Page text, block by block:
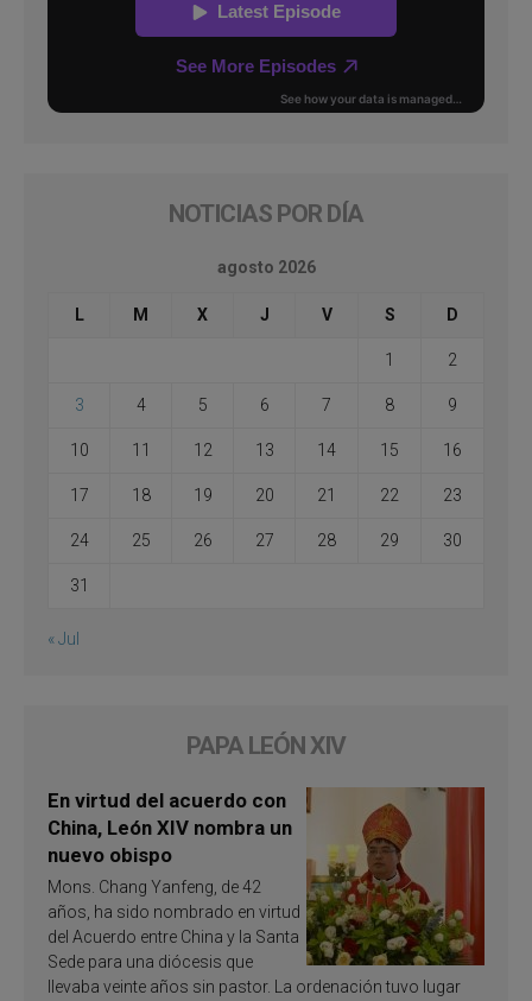
NOTICIAS POR DÍA
agosto 2026
L M X J V S D
1 2
3 4 5 6 7 8 9
10 11 12 13 14 15 16
17 18 19 20 21 22 23
24 25 26 27 28 29 30
31
« Jul
PAPA LEÓN XIV
En virtud del acuerdo con
China, León XIV nombra un
nuevo obispo
Mons. Chang Yanfeng, de 42
años, ha sido nombrado en virtud
del Acuerdo entre China y la Santa
Sede para una diócesis que
llevaba veinte años sin pastor. La ordenación tuvo lugar